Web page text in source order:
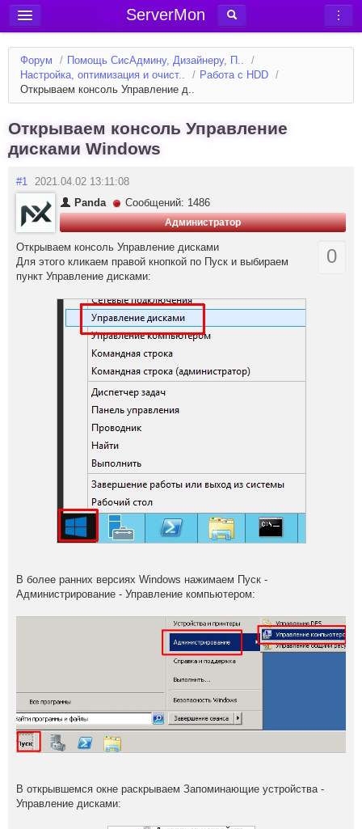
ServerMon
Добавить сервер
Мониторинг серверов
Новости
Блог
Статьи
Форум
Вход в аккаунт
Форум / Помощь СисАдмину, Дизайнеру, П..
/
Настройка, оптимизация и очист..
/ Работа с HDD /
Открываем консоль Управление д..
Открываем консоль Управление
дисками Windows
#1 2021.04.02 13:11:08
Panda
Сообщений: 1486
Администратор
0
Открываем консоль Управление дисками
Для этого кликаем правой кнопкой по Пуск и выбираем
пункт Управление дисками:
В более ранних версиях Windows нажимаем Пуск -
Администрирование - Управление компьютером:
В открывшемся окне раскрываем Запоминающие устройства -
Управление дисками: